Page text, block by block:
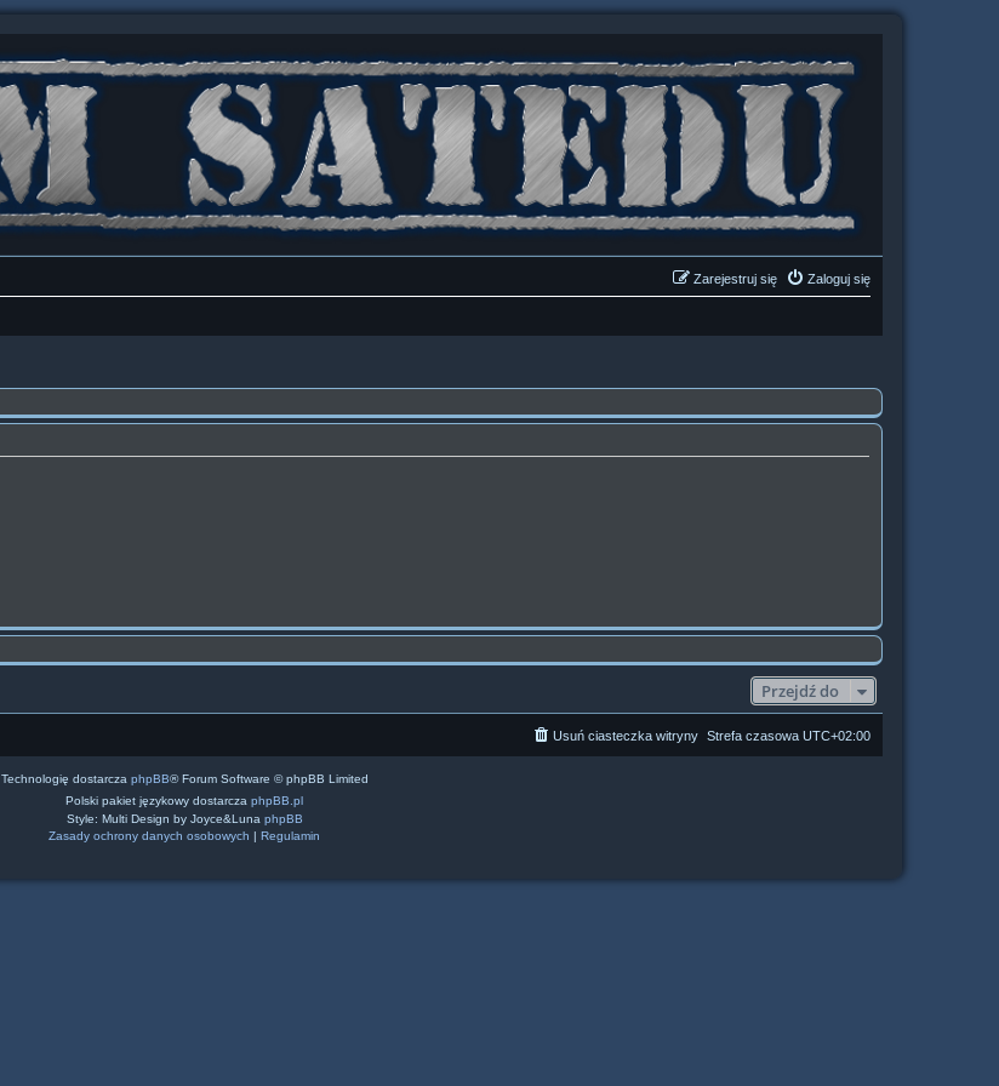
Zaloguj się
Zarejestruj się
Przejdź do
Strefa czasowa UTC+02:00
Usuń ciasteczka witryny
Technologię dostarcza phpBB® Forum Software © phpBB Limited
Polski pakiet językowy dostarcza phpBB.pl
Style: Multi Design by Joyce&Luna phpBB
Zasady ochrony danych osobowych | Regulamin